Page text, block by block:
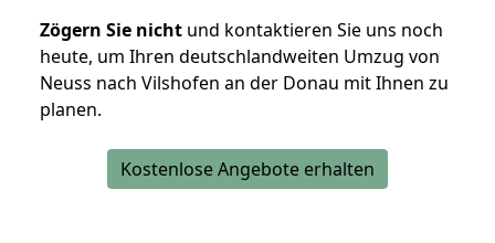
Zögern Sie nicht und kontaktieren Sie uns noch
heute, um Ihren deutschlandweiten Umzug von
Neuss nach Vilshofen an der Donau mit Ihnen zu
planen.
Kostenlose Angebote erhalten